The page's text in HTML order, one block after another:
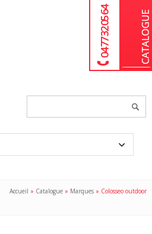
04 77 32 05 64
Accueil » Catalogue » Marques » Colosseo outdoor